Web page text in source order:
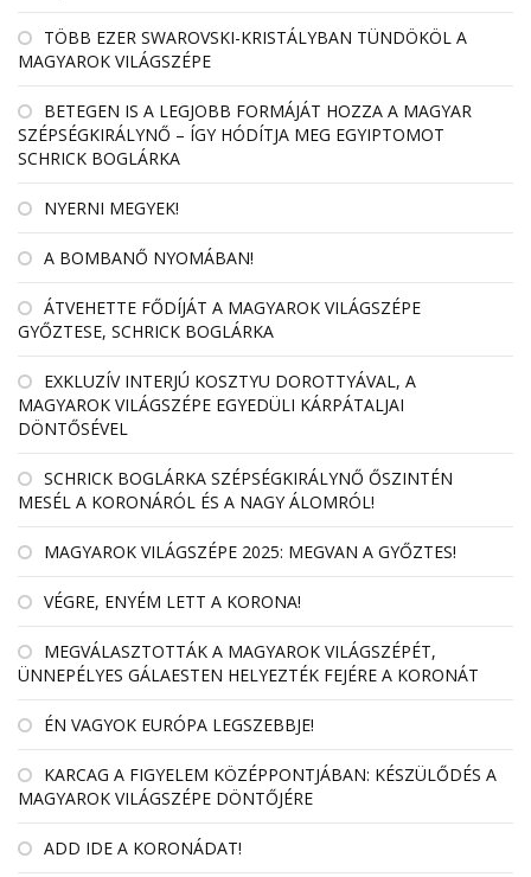
TÖBB EZER SWAROVSKI-KRISTÁLYBAN TÜNDÖKÖL A
MAGYAROK VILÁGSZÉPE
BETEGEN IS A LEGJOBB FORMÁJÁT HOZZA A MAGYAR
SZÉPSÉGKIRÁLYNŐ – ÍGY HÓDÍTJA MEG EGYIPTOMOT
SCHRICK BOGLÁRKA
NYERNI MEGYEK!
A BOMBANŐ NYOMÁBAN!
ÁTVEHETTE FŐDÍJÁT A MAGYAROK VILÁGSZÉPE
GYŐZTESE, SCHRICK BOGLÁRKA
EXKLUZÍV INTERJÚ KOSZTYU DOROTTYÁVAL, A
MAGYAROK VILÁGSZÉPE EGYEDÜLI KÁRPÁTALJAI
DÖNTŐSÉVEL
SCHRICK BOGLÁRKA SZÉPSÉGKIRÁLYNŐ ŐSZINTÉN
MESÉL A KORONÁRÓL ÉS A NAGY ÁLOMRÓL!
MAGYAROK VILÁGSZÉPE 2025: MEGVAN A GYŐZTES!
VÉGRE, ENYÉM LETT A KORONA!
MEGVÁLASZTOTTÁK A MAGYAROK VILÁGSZÉPÉT,
ÜNNEPÉLYES GÁLAESTEN HELYEZTÉK FEJÉRE A KORONÁT
ÉN VAGYOK EURÓPA LEGSZEBBJE!
KARCAG A FIGYELEM KÖZÉPPONTJÁBAN: KÉSZÜLŐDÉS A
MAGYAROK VILÁGSZÉPE DÖNTŐJÉRE
ADD IDE A KORONÁDAT!